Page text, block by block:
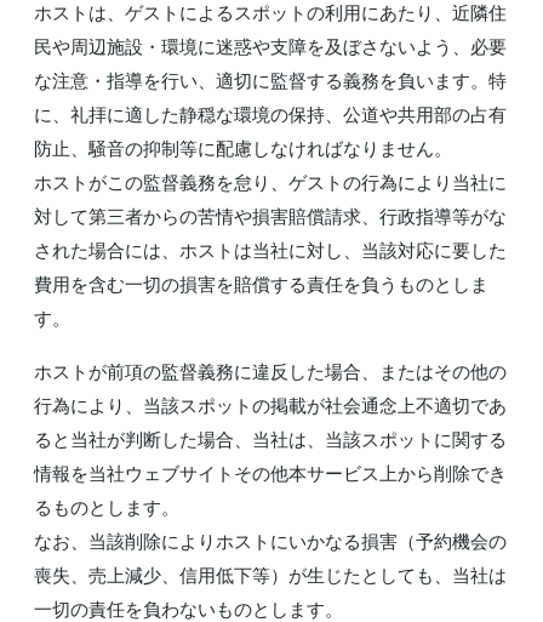
ホストは、ゲストによるスポットの利用にあたり、近隣住
民や周辺施設・環境に迷惑や支障を及ぼさないよう、必要
な注意・指導を行い、適切に監督する義務を負います。特
に、礼拝に適した静穏な環境の保持、公道や共用部の占有
防止、騒音の抑制等に配慮しなければなりません。
ホストがこの監督義務を怠り、ゲストの行為により当社に
対して第三者からの苦情や損害賠償請求、行政指導等がな
された場合には、ホストは当社に対し、当該対応に要した
費用を含む一切の損害を賠償する責任を負うものとしま
す。
ホストが前項の監督義務に違反した場合、またはその他の
行為により、当該スポットの掲載が社会通念上不適切であ
ると当社が判断した場合、当社は、当該スポットに関する
情報を当社ウェブサイトその他本サービス上から削除でき
るものとします。
なお、当該削除によりホストにいかなる損害（予約機会の
喪失、売上減少、信用低下等）が生じたとしても、当社は
一切の責任を負わないものとします。